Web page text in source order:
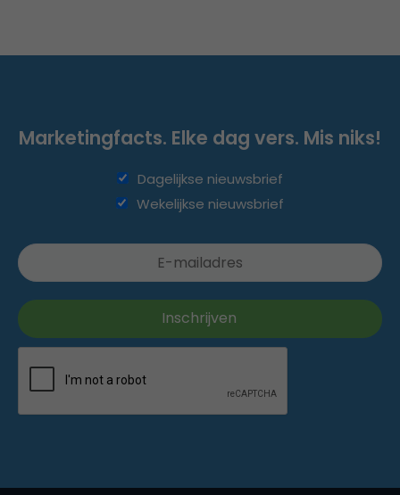
Marketingfacts. Elke dag vers. Mis niks!
Dagelijkse nieuwsbrief
Wekelijkse nieuwsbrief